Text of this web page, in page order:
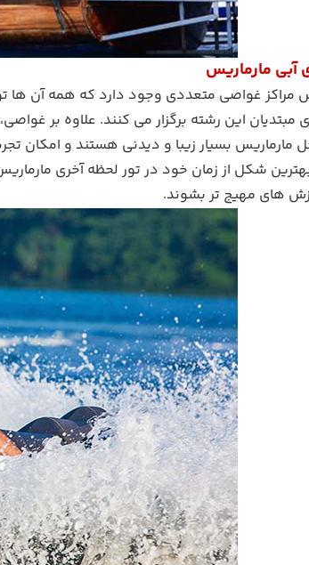
مارماریس
مراکز غواصی متعددی وجود دارد که همه آن ها
مبتدیان این رشته برگزار می کنند. علاوه بر
مارماریس بسیار زیبا و دیدنی هستند و امکان
بهترین شکل از زمان خود در تور لحظه آخری
های مهیج تر بشوند.